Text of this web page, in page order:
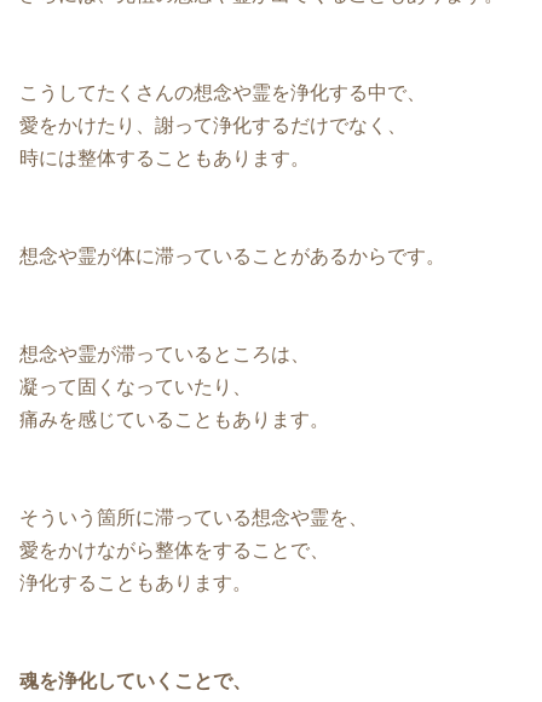
こうしてたくさんの想念や霊を浄化する中で、
愛をかけたり、謝って浄化するだけでなく、
時には整体することもあります。
想念や霊が体に滞っていることがあるからです。
想念や霊が滞っているところは、
凝って固くなっていたり、
痛みを感じていることもあります。
そういう箇所に滞っている想念や霊を、
愛をかけながら整体をすることで、
浄化することもあります。
魂を浄化していくことで、